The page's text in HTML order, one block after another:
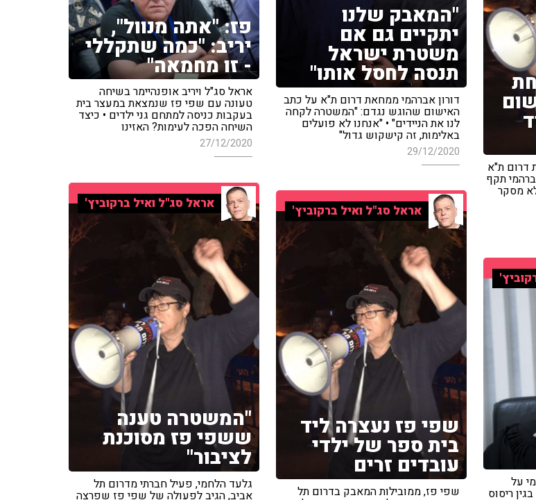
דרום ת"א
תקף
מסקר
"המאבק שלנו
יתקיים גם אם
משטרת ישראל
תנסה לחסל אותו"
דורון אברהמי ממחאת דרום ת"א על כתב
האישום שהוגש נגדם: "המשטרה לקחה
לנו את הניידים" • "אנחנו לא פועלים
באלימות, זה קישקוש גדול"
29/12/2020
פז: "אתה מנוול",
יריב: "כמה שתקללי
- זו מחמאה"
אראל סג"ל ויריב אופנהיימר בשיחה
טעונה עם שפי פז שנמצאת במעצר בית
בעקבות כניסה למתחם גני ילדים • כיצד
השיחה הפכה לעימות? האזינו
27/12/2020
אראל סג"ל ואיל ברקוביץ'
"המשטרה טענה
ששפי פז מסוכנת
לציבור"
גלעד הלחמי, פעיל חברתי מדרום תל
אביב, הגיב לפעולה של שפי פז שפרצה
אראל סג"ל ואיל ברקוביץ'
שפי פז נעצרה ליד
בית ספר של ילדי
עובדים זרים
שפי פז, ממובילות המאבק בדרום תל
על
ריסוס